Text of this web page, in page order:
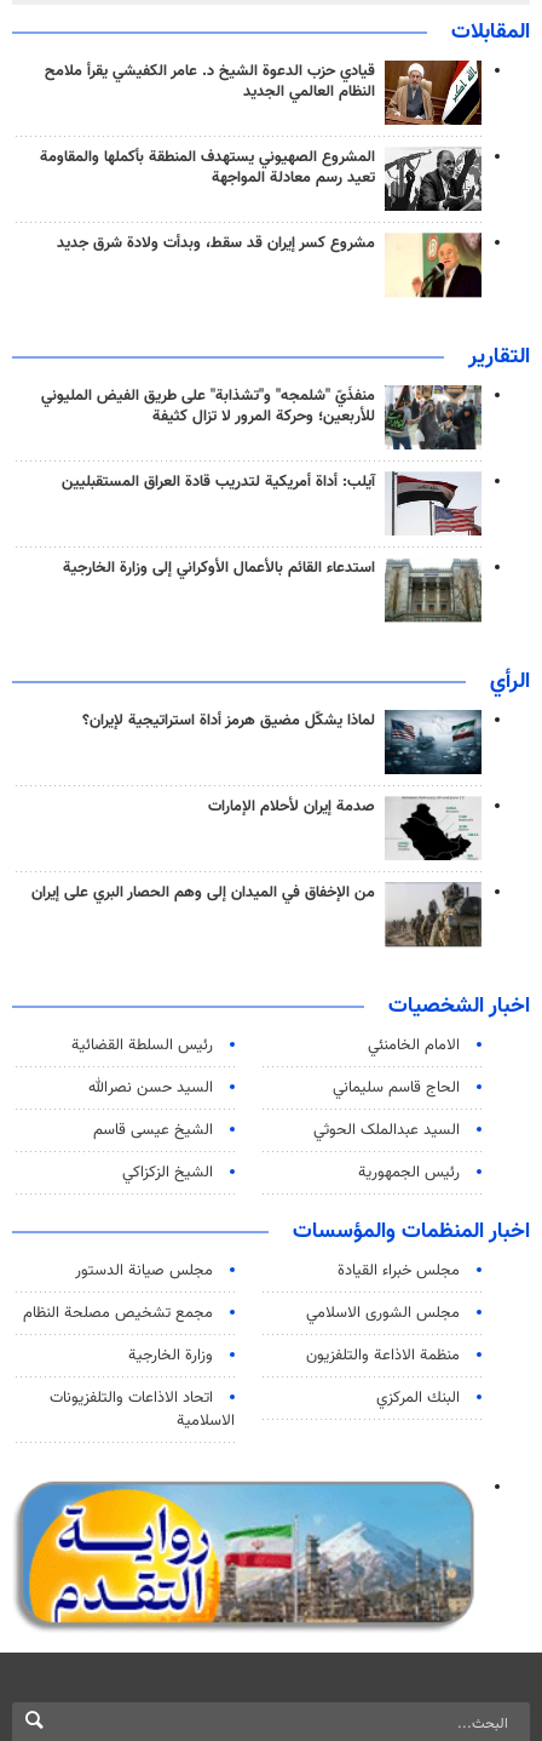
المقابلات
قيادي حزب الدعوة الشيخ د. عامر الكفيشي يقرأ ملامح
النظام العالمي الجديد
المشروع الصهيوني يستهدف المنطقة بأكملها والمقاومة
تعيد رسم معادلة المواجهة
مشروع كسر إيران قد سقط، وبدأت ولادة شرق جديد
التقارير
منفذَيّ "شلمجه" و"تشذابة" على طريق الفيض المليوني
للأربعين؛ وحركة المرور لا تزال كثيفة
آيلب: أداة أمريكية لتدريب قادة العراق المستقبليين
استدعاء القائم بالأعمال الأوكراني إلى وزارة الخارجية
الرأي
لماذا يشكّل مضيق هرمز أداة استراتيجية لإيران؟
صدمة إيران لأحلام الإمارات
من الإخفاق في الميدان إلى وهم الحصار البري على إيران
اخبار الشخصيات
الامام الخامنئي
رئیس السلطة القضائیة
الحاج قاسم سليماني
السيد حسن نصرالله
السید عبدالملک الحوثي
الشيخ عيسى قاسم
رئيس الجمهورية
الشيخ الزكزاكي
اخبار المنظمات والمؤسسات
مجلس خبراء القيادة
مجلس صيانة الدستور
مجلس الشورى الاسلامي
مجمع تشخيص مصلحة النظام
منظمة الاذاعة والتلفزیون
وزارة الخارجية
البنك المركزي
اتحاد الاذاعات والتلفزيونات
الاسلامية